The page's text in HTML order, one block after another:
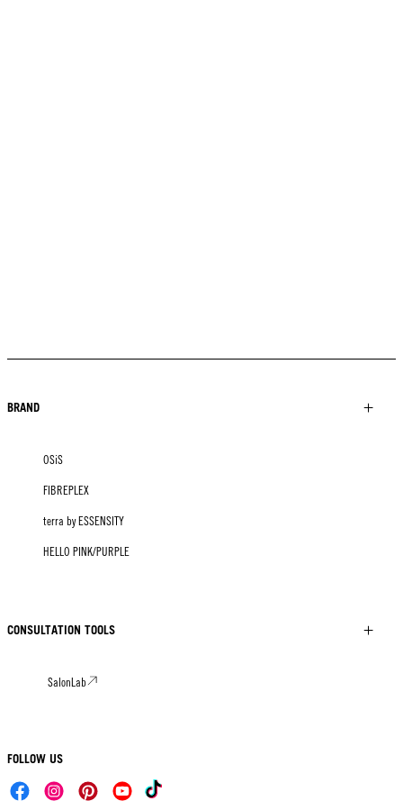
BRAND
OSiS
FIBREPLEX
terra by ESSENSITY
HELLO PINK/PURPLE
CONSULTATION TOOLS
SalonLab
FOLLOW US